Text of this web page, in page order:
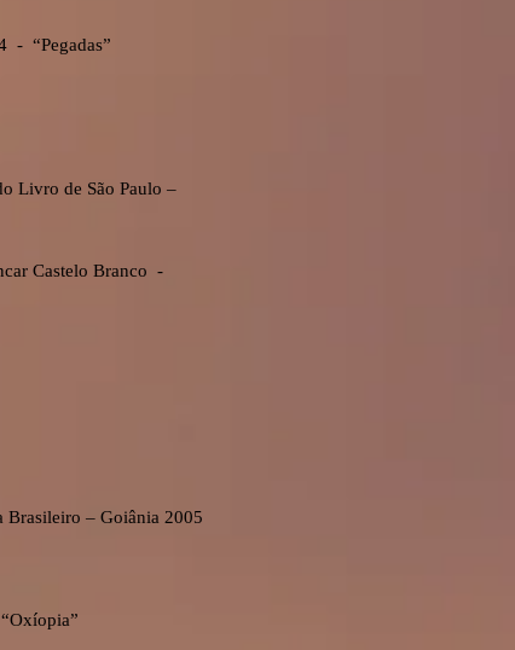
- “Pegadas”
Livro de São Paulo –
Castelo Branco -
– Goiânia 2005